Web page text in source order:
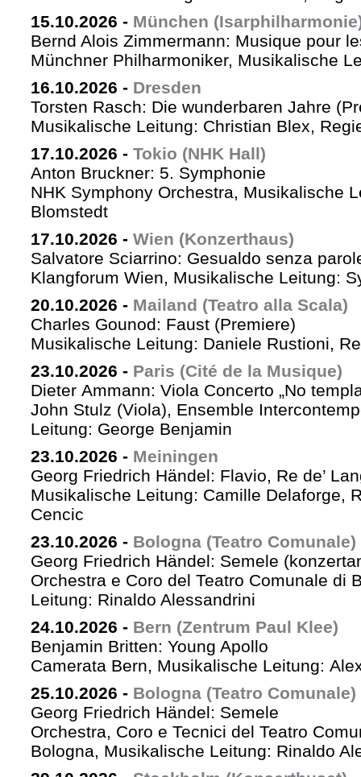
15.10.2026 - München
Bernd Alois Zimmermann: Musique pour
Münchner Philharmoniker, Musikalische
16.10.2026 - Dresden
Torsten Rasch: Die wunderbaren Jahre
Musikalische Leitung: Christian Blex,
17.10.2026 - Tokio (NHK Hall)
Anton Bruckner: 5. Symphonie
NHK Symphony Orchestra, Musikalische
Blomstedt
17.10.2026 - Wien (Konzerthaus)
Salvatore Sciarrino: Gesualdo senza
Klangforum Wien, Musikalische Leitung:
20.10.2026 - Mailand (Teatro alla Scala)
Charles Gounod: Faust (Premiere)
Musikalische Leitung: Daniele Rustioni,
23.10.2026 - Paris (Cité de la Musique)
Dieter Ammann: Viola Concerto „No
John Stulz (Viola), Ensemble
Leitung: George Benjamin
23.10.2026 - Meiningen
Georg Friedrich Händel: Flavio, Re de’
Musikalische Leitung: Camille Delaforge,
Cencic
23.10.2026 - Bologna (Teatro Comunale)
Georg Friedrich Händel: Semele
Orchestra e Coro del Teatro Comunale di
Leitung: Rinaldo Alessandrini
24.10.2026 - Bern (Zentrum Paul Klee)
Benjamin Britten: Young Apollo
Camerata Bern, Musikalische Leitung:
25.10.2026 - Bologna (Teatro Comunale)
Georg Friedrich Händel: Semele
Orchestra, Coro e Tecnici del Teatro
Bologna, Musikalische Leitung: Rinaldo